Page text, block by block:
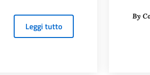
Leggi tuttoabout
By